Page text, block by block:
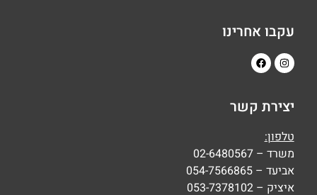
עקבו אחרינו
יצירת קשר
טלפון:
משרד – 02-6480567
אביעד – 054-7566865
איציק – 053-7378102